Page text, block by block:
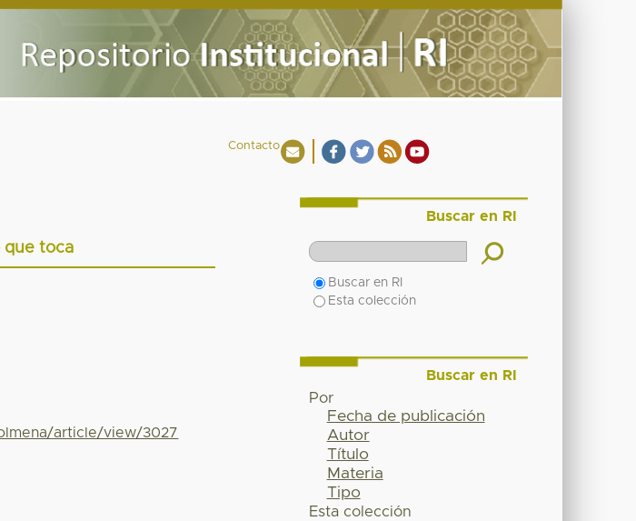
Contacto
que toca
article/view/3027
Buscar en RI
Buscar en RI
Esta colección
Buscar en RI
Por
Fecha de publicación
Autor
Título
Materia
Tipo
Esta colección